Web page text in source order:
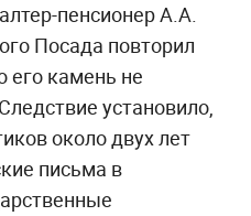
пенсионер А.А.
Посада повторил
его камень не
установило,
около двух лет
письма в